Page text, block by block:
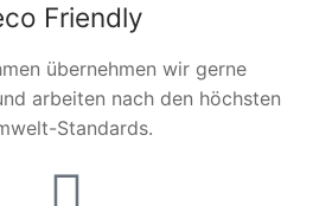
Friendly
übernehmen wir gerne
arbeiten nach den höchsten
Standards.